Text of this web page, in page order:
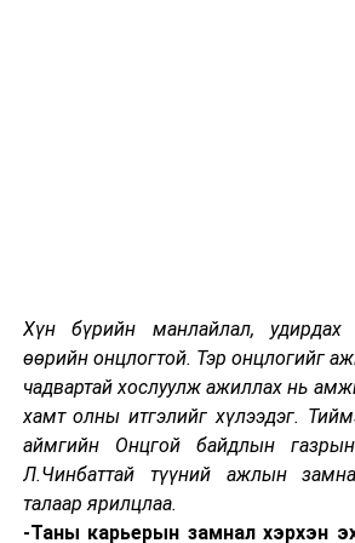
Ерөнхий Ли Көчяны мэндчилгээг
Хятад, Монгол хоёр улс бол уул
найрсаг хөрш бөгөөд хоёр талын
ажиллагаа цар тахлын үед ч
өндөр түвшний харилцан
хадгалж, хамтын ажиллагаа
гүнзгийрэн хөгжиж байгаад
Хүн бүрийн манлайлал,
өөрийн онцлогтой. Тэр онцлогийг
чадвартай хослуулж ажиллах нь
хамт олны итгэлийг хүлээдэг.
аймгийн Онцгой байдлын
Л.Чинбаттай түүний ажлын
талаар ярилцлаа.
-Таны карьерын замнал хэрхэн